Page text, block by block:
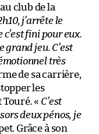
club de la
j’arrête le
fini pour eux.
grand jeu. C’est
très
de sa carrière,
les
« C’est
deux pénos, je
Grâce à son